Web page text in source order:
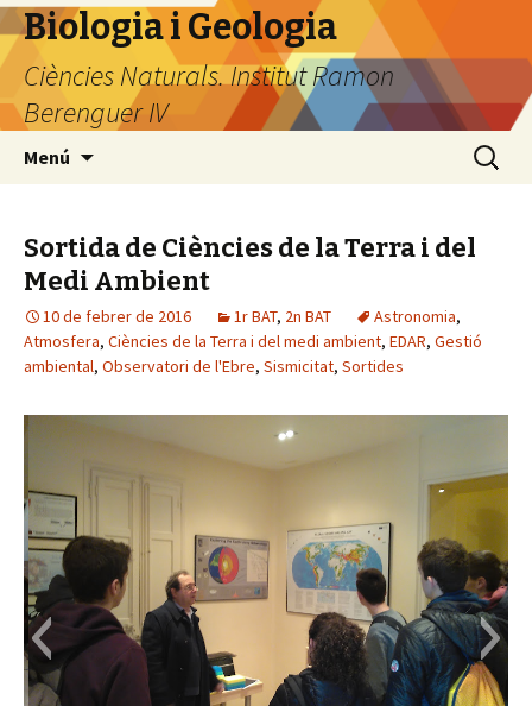
Biologia i Geologia
Ciències Naturals. Institut Ramon
Berenguer IV
Menú Cerca:
Sortida de Ciències de la Terra i del
Medi Ambient
10 de febrer de 2016 1r BAT, 2n BAT Astronomia,
Atmosfera, Ciències de la Terra i del medi ambient, EDAR, Gestió
ambiental, Observatori de l'Ebre, Sismicitat, Sortides